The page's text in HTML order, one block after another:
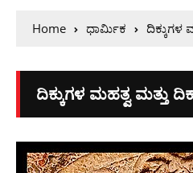
Home ಧಾರ್ಮಿಕ ದಿಕ್ಕುಗಳ
ದಿಕ್ಕುಗಳ ಮಹತ್ವ ಮತ್ತು